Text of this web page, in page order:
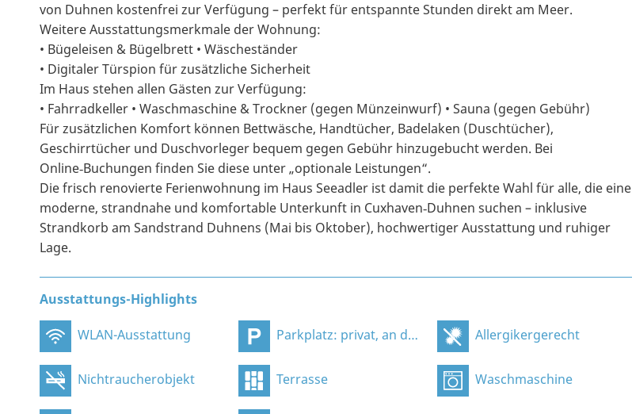
von Duhnen kostenfrei zur Verfügung – perfekt für entspannte Stunden direkt am Meer.
Weitere Ausstattungsmerkmale der Wohnung:
• Bügeleisen & Bügelbrett • Wäscheständer
• Digitaler Türspion für zusätzliche Sicherheit
Im Haus stehen allen Gästen zur Verfügung:
• Fahrradkeller • Waschmaschine & Trockner (gegen Münzeinwurf) • Sauna (gegen Gebühr)
Für zusätzlichen Komfort können Bettwäsche, Handtücher, Badelaken (Duschtücher),
Geschirrtücher und Duschvorleger bequem gegen Gebühr hinzugebucht werden. Bei
Online‑Buchungen finden Sie diese unter „optionale Leistungen“.
Die frisch renovierte Ferienwohnung im Haus Seeadler ist damit die perfekte Wahl für alle, die eine
moderne, strandnahe und komfortable Unterkunft in Cuxhaven‑Duhnen suchen – inklusive
Strandkorb am Sandstrand Duhnens (Mai bis Oktober), hochwertiger Ausstattung und ruhiger
Lage.
Ausstattungs-Highlights
WLAN-Ausstattung Parkplatz: privat, an der Unterkunft Allergikergerecht
Nichtraucherobjekt Terrasse Waschmaschine